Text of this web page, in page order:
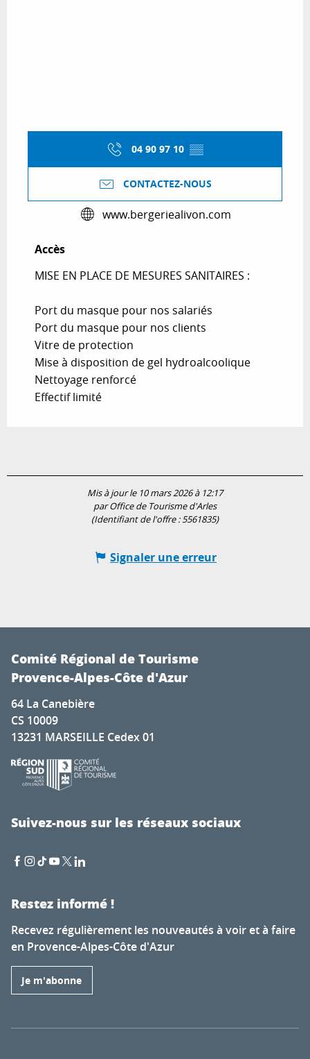
04 90 97 10 ▒▒
CONTACTEZ-NOUS
www.bergeriealivon.com
Accès
Accès
MISE EN PLACE DE MESURES SANITAIRES :
Port du masque pour nos salariés
Port du masque pour nos clients
Vitre de protection
Mise à disposition de gel hydroalcoolique
Nettoyage renforcé
Effectif limité
Mis à jour le 10 mars 2026 à 12:17
par Office de Tourisme d'Arles
(Identifiant de l'offre :5561835)
Signaler une erreur
Comité Régional de Tourisme
Provence-Alpes-Côte d'Azur
64 La Canebière
CS 10009
13231 MARSEILLE Cedex 01
Suivez-nous sur les réseaux sociaux
Restez informé !
Recevez régulièrement les nouveautés à voir et à faire
en Provence-Alpes-Côte d'Azur
Je m'abonne